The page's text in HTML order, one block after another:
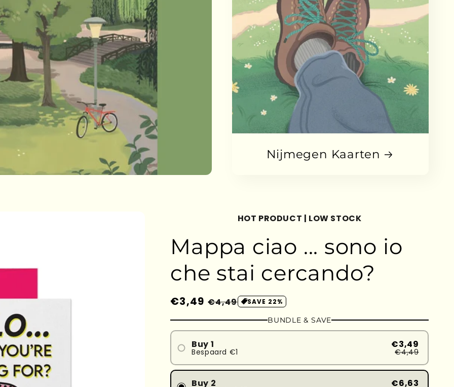
Nijmegen Kaarten
HOT PRODUCT | LOW STOCK
Mappa ciao ... sono io
che stai cercando?
Prezzo
di
listino
€3,49 Prezzo
scontato
€4,49 SAVE 22%
BUNDLE & SAVE
Buy 1
Bespaard €1
€3,49
€4,49
Buy 2 €6,63